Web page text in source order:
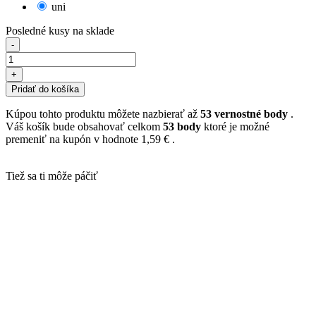
uni
Posledné kusy na sklade
-
+
Pridať do košíka
Kúpou tohto produktu môžete nazbierať až 53 vernostné body .
Váš košík bude obsahovať celkom 53 body ktoré je možné
premeniť na kupón v hodnote 1,59 € .
Tiež sa ti môže páčiť